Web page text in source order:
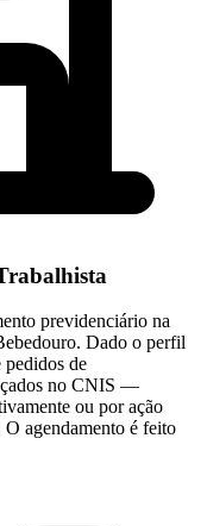
previdenciário na
Dado o perfil
pedidos de
no CNIS —
ou por ação
agendamento é feito